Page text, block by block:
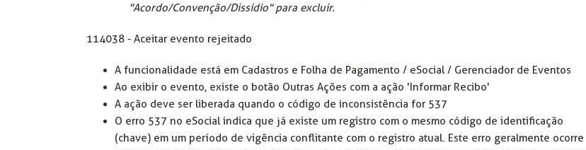
"Acordo/Convenção/Dissídio" para excluir.
114038 - Aceitar evento rejeitado
A funcionalidade está em Cadastros e Folha de Pagamento / eSocial / Gerenciador de Eventos
Ao exibir o evento, existe o botão Outras Ações com a ação 'Informar Recibo'
A ação deve ser liberada quando o código de inconsistência for 537
O erro 537 no eSocial indica que já existe um registro com o mesmo código de identificação
(chave) em um período de vigência conflitante com o registro atual. Este erro geralmente ocorre